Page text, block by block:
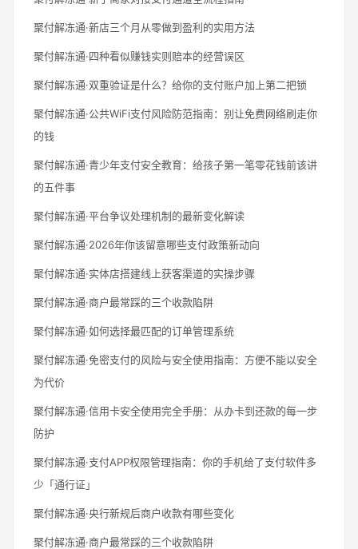
聚付解冻通·新店三个月从零做到盈利的实用方法
聚付解冻通·四种看似赚钱实则赔本的经营误区
聚付解冻通·双重验证是什么？给你的支付账户加上第二把锁
聚付解冻通·公共WiFi支付风险防范指南：别让免费网络刷走你
的钱
聚付解冻通·青少年支付安全教育：给孩子第一笔零花钱前该讲
的五件事
聚付解冻通·平台争议处理机制的最新变化解读
聚付解冻通·2026年你该留意哪些支付政策新动向
聚付解冻通·实体店搭建线上获客渠道的实操步骤
聚付解冻通·商户最常踩的三个收款陷阱
聚付解冻通·如何选择最匹配的订单管理系统
聚付解冻通·免密支付的风险与安全使用指南：方便不能以安全
为代价
聚付解冻通·信用卡安全使用完全手册：从办卡到还款的每一步
防护
聚付解冻通·支付APP权限管理指南：你的手机给了支付软件多
少「通行证」
聚付解冻通·央行新规后商户收款有哪些变化
聚付解冻通·商户最常踩的三个收款陷阱